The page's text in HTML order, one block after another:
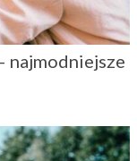
najmodniejsze